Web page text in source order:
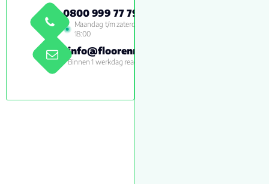
0800 999 77 79
Maandag t/m zaterdag 09:00 -
18:00
info@floorenmore.nl
Binnen 1 werkdag reactie